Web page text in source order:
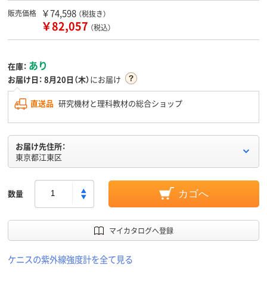
販売価格 ￥74,598 （税抜き）
￥82,057 （税込）
在庫： あり
お届け日： 8月20日（木）にお届け
直送品 研究機材と理科教材の総合ショップ
お届け先住所：
東京都江東区
数量 カゴへ
マイカタログへ登録
ケニスの紫外線強度計を全て見る